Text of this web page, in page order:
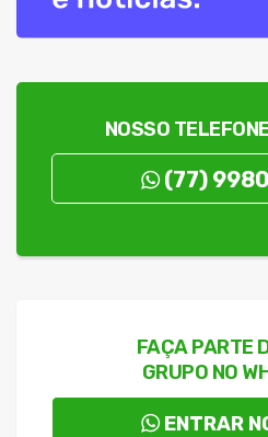
NOSSO
(77)
FAÇA PARTE
GRUPO NO
ENTRAR